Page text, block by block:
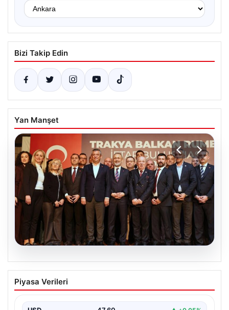
Bizi Takip Edin
Yan Manşet
05.08.2026
Gözler İstanbul’a çevrildi, bir belediye
başkanından daha açıklama geldi. “Yeni
Piyasa Verileri